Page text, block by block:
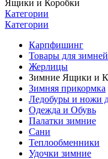
Ящики и Коробки
Категории
Категории
Карпфишинг
Товары для
Жерлицы
Зимние Ящики и
Зимняя прикормка
Ледобуры и ножи
Одежда и Обувь
Палатки зимние
Сани
Теплообменники
Удочки зимние